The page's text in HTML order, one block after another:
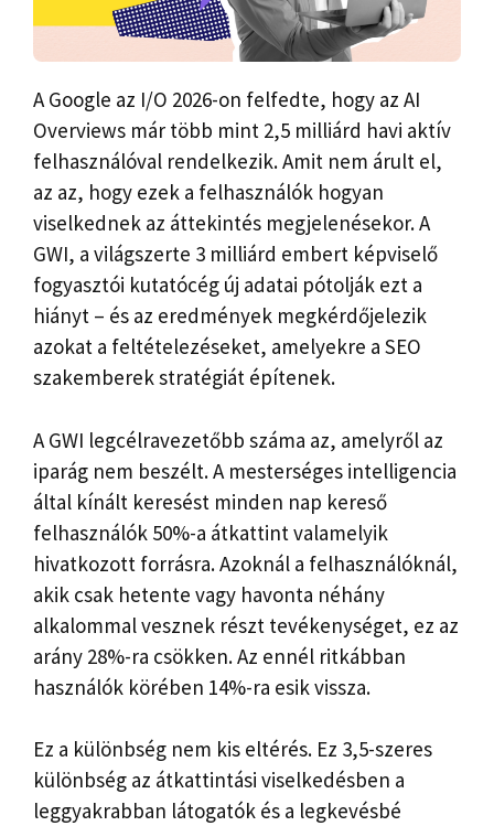
A Google az I/O 2026-on felfedte, hogy az AI
Overviews már több mint 2,5 milliárd havi aktív
felhasználóval rendelkezik. Amit nem árult el,
az az, hogy ezek a felhasználók hogyan
viselkednek az áttekintés megjelenésekor. A
GWI, a világszerte 3 milliárd embert képviselő
fogyasztói kutatócég új adatai pótolják ezt a
hiányt – és az eredmények megkérdőjelezik
azokat a feltételezéseket, amelyekre a SEO
szakemberek stratégiát építenek.
A GWI legcélravezetőbb száma az, amelyről az
iparág nem beszélt. A mesterséges intelligencia
által kínált keresést minden nap kereső
felhasználók 50%-a átkattint valamelyik
hivatkozott forrásra. Azoknál a felhasználóknál,
akik csak hetente vagy havonta néhány
alkalommal vesznek részt tevékenységet, ez az
arány 28%-ra csökken. Az ennél ritkábban
használók körében 14%-ra esik vissza.
Ez a különbség nem kis eltérés. Ez 3,5-szeres
különbség az átkattintási viselkedésben a
leggyakrabban látogatók és a legkevésbé